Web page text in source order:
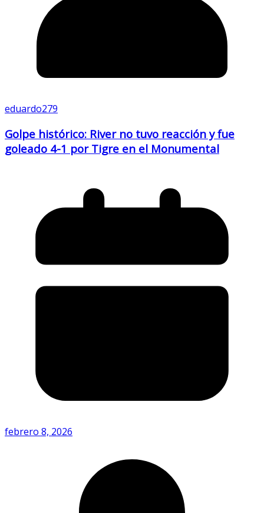
eduardo279
Golpe histórico: River no tuvo reacción y fue
goleado 4-1 por Tigre en el Monumental
febrero 8, 2026